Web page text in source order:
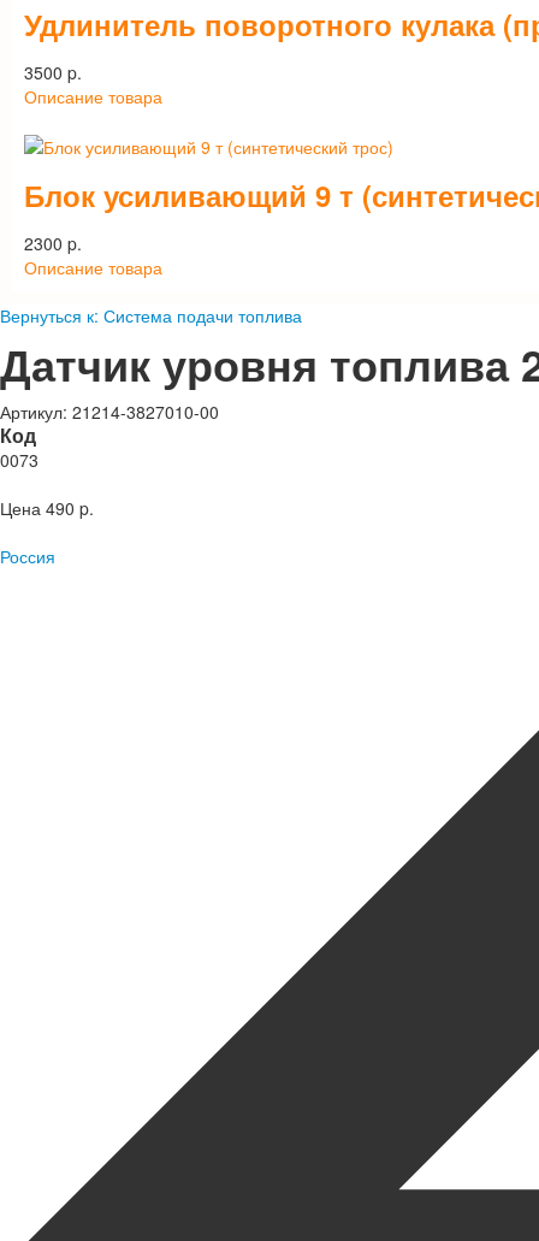
Удлинитель поворотного кулака
3500 p.
Описание товара
Блок усиливающий 9 т
2300 p.
Описание товара
Вернуться к: Система подачи топлива
Датчик уровня топлива
Артикул: 21214-3827010-00
Код
0073
Цена 490 p.
Россия